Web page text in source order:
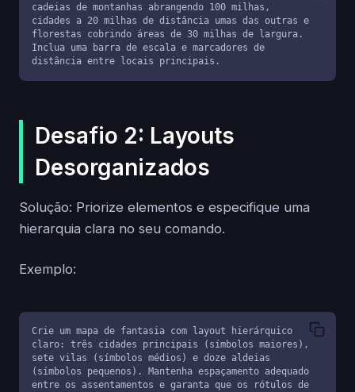
cadeias de montanhas abrangendo 100 milhas,
cidades a 20 milhas de distância umas das outras e
florestas cobrindo áreas de 30 milhas de largura.
Inclua uma barra de escala e marcadores de
distância entre locais principais.
Desafio 2: Layouts
Desorganizados
Solução: Priorize elementos e especifique uma
hierarquia clara no seu comando.
Exemplo:
Crie um mapa de fantasia com layout hierárquico
claro: três cidades principais (símbolos maiores),
sete vilas (símbolos médios) e doze aldeias
(símbolos pequenos). Mantenha espaçamento adequado
entre os assentamentos e garanta que os rótulos de